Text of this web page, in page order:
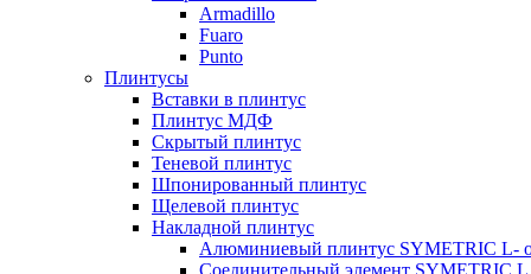
Armadillo
Fuaro
Punto
Плинтусы
Вставки в плинтус
Плинтус МДФ
Скрытый плинтус
Теневой плинтус
Шпонированный плинтус
Щелевой плинтус
Накладной плинтус
Алюминиевый плинтус SYMETRIC L-
Соединительный элемент SYMETRIC L